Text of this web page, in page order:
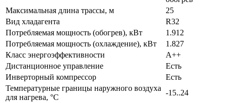
Максимальная длина трассы, м
25
Вид хладагента
R32
Потребляемая мощность (обогрев), кВт
1.912
Потребляемая мощность (охлаждение), кВт
1.827
Класс энергоэффективности
A++
Дистанционное управление
Есть
Инверторный компрессор
Есть
Температурные границы наружного воздуха
для нагрева, °C
-15..24